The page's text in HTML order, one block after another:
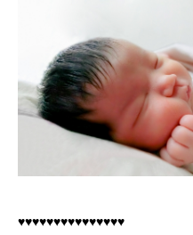
♥️♥️♥️♥️♥️♥️♥️♥️♥️♥️♥️♥️♥️♥️♥️